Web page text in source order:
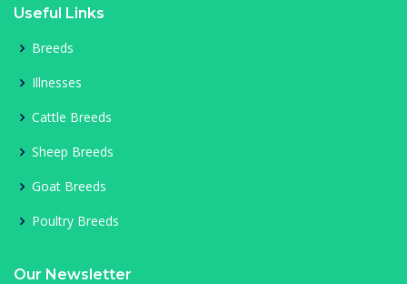
Useful Links
Breeds
Illnesses
Cattle Breeds
Sheep Breeds
Goat Breeds
Poultry Breeds
Our Newsletter